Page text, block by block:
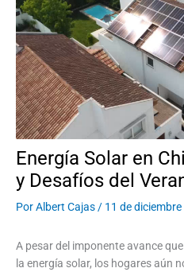
Energía Solar en
y Desafíos del
PorAlbert Cajas/ 11 de
A pesar del imponente avance
la energía solar, los hogares aún